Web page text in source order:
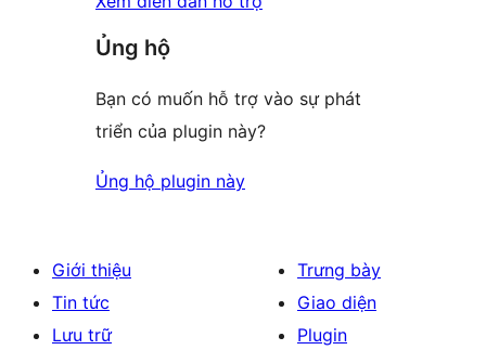
Ủng hộ
Bạn có muốn hỗ trợ vào sự phát
triển của plugin này?
Ủng hộ plugin này
Giới thiệu
Tin tức
Lưu trữ
Trưng bày
Giao diện
Plugin